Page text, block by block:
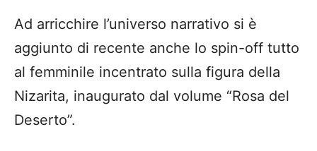
Ad arricchire l’universo narrativo si è
aggiunto di recente anche lo spin-off tutto
al femminile incentrato sulla figura della
Nizarita, inaugurato dal volume “Rosa del
Deserto”.